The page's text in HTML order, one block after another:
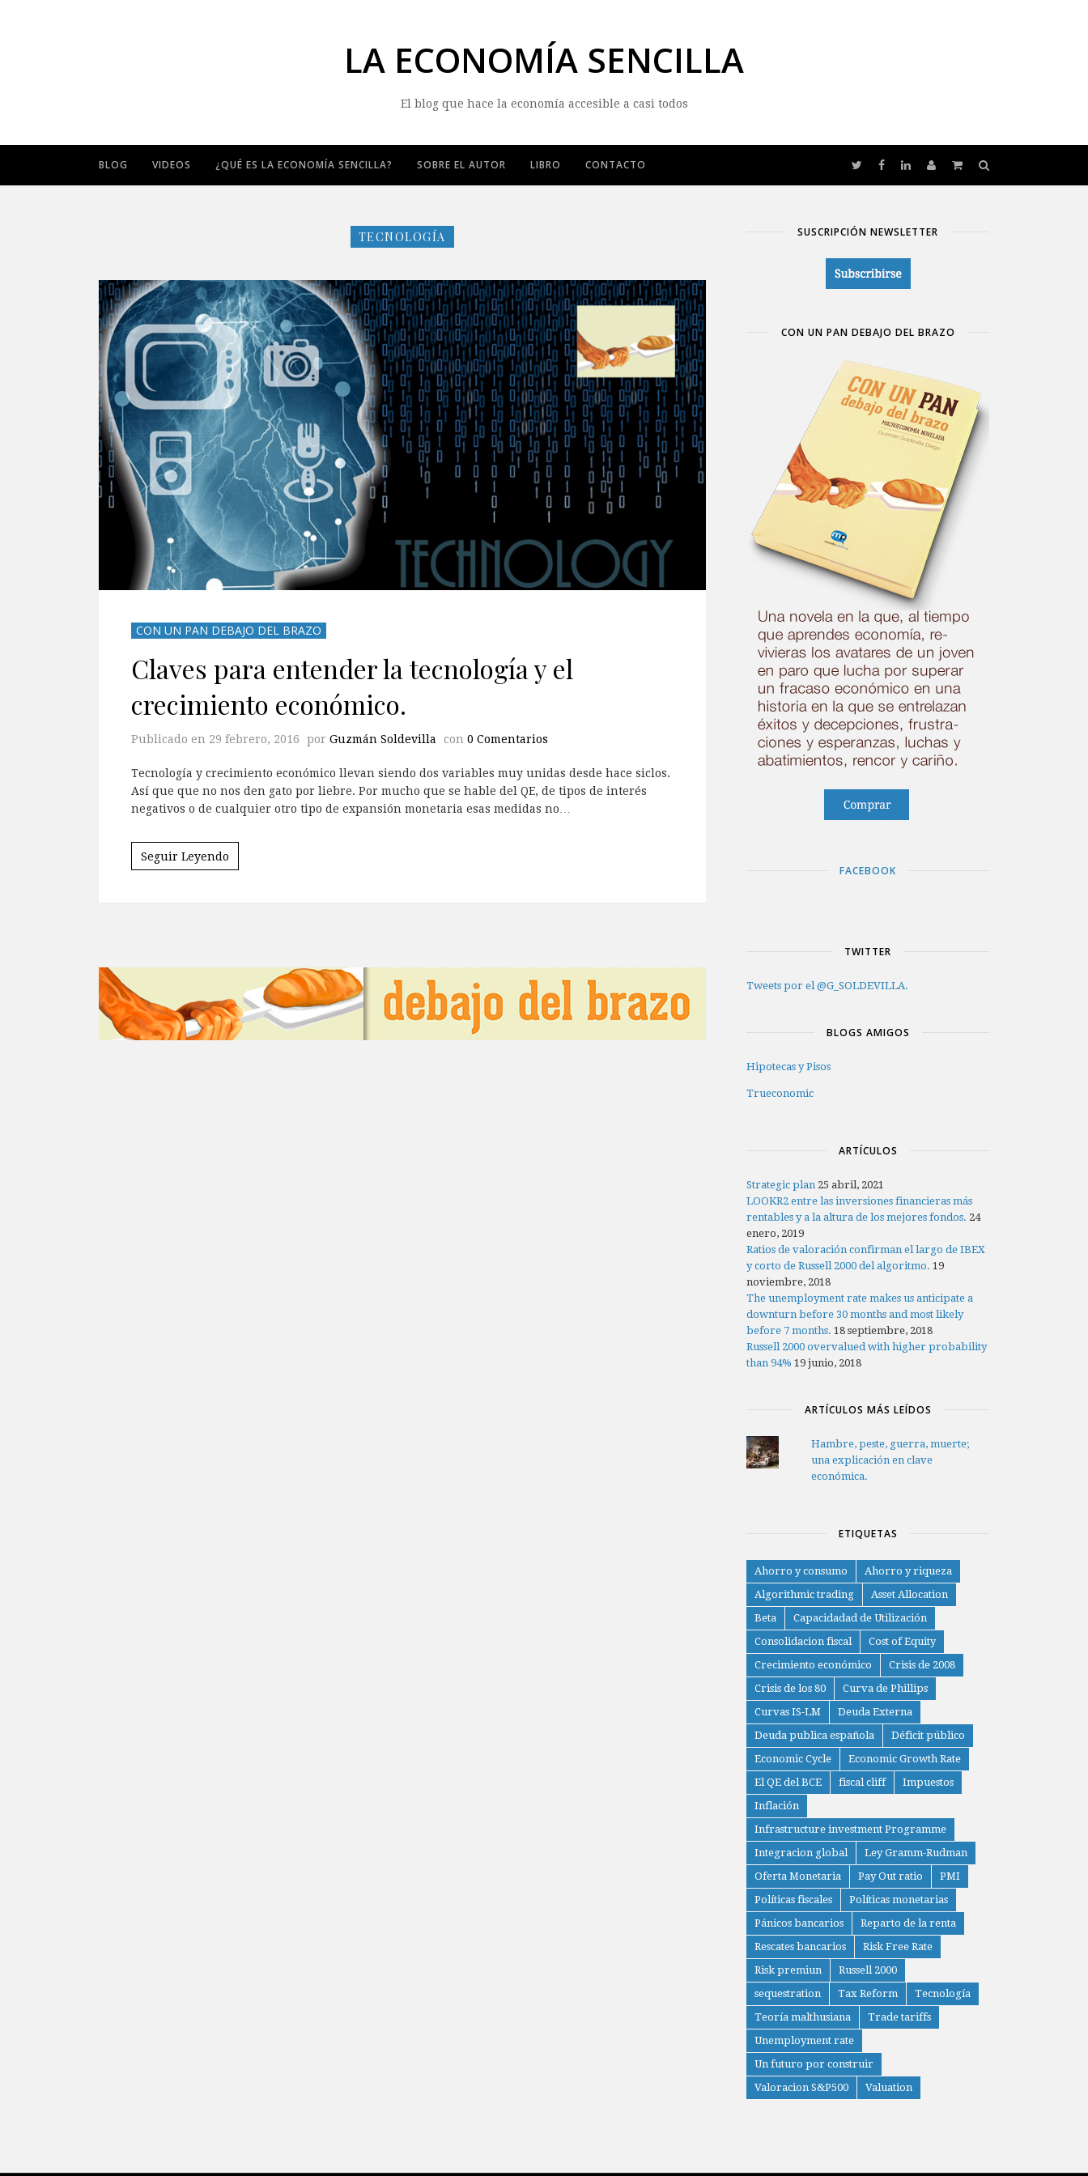
LA ECONOMÍA SENCILLA
El blog que hace la economía accesible a casi todos
BLOG VIDEOS ¿QUÉ ES LA ECONOMÍA SENCILLA? SOBRE EL AUTOR LIBRO CONTACTO
TECNOLOGÍA
CON UN PAN DEBAJO DEL BRAZO
Claves para entender la tecnología y el
crecimiento económico.
Publicado en 29 febrero, 2016 por Guzmán Soldevilla con 0 Comentarios
Tecnología y crecimiento económico llevan siendo dos variables muy unidas desde hace siclos.
Así que que no nos den gato por liebre. Por mucho que se hable del QE, de tipos de interés
negativos o de cualquier otro tipo de expansión monetaria esas medidas no…
Seguir Leyendo
SUSCRIPCIÓN NEWSLETTER
CON UN PAN DEBAJO DEL BRAZO
FACEBOOK
TWITTER
Tweets por el @G_SOLDEVILLA.
BLOGS AMIGOS
Hipotecas y Pisos
Trueconomic
ARTÍCULOS
Strategic plan 25 abril, 2021
LOOKR2 entre las inversiones financieras más
rentables y a la altura de los mejores fondos. 24
enero, 2019
Ratios de valoración confirman el largo de IBEX
y corto de Russell 2000 del algoritmo. 19
noviembre, 2018
The unemployment rate makes us anticipate a
downturn before 30 months and most likely
before 7 months. 18 septiembre, 2018
Russell 2000 overvalued with higher probability
than 94% 19 junio, 2018
ARTÍCULOS MÁS LEÍDOS
Hambre, peste, guerra, muerte;
una explicación en clave
económica.
ETIQUETAS
Ahorro y consumo
Ahorro y riqueza
Algorithmic trading
Asset Allocation
Beta
Capacidadad de Utilización
Consolidacion fiscal
Cost of Equity
Crecimiento económico
Crisis de 2008
Crisis de los 80
Curva de Phillips
Curvas IS-LM
Deuda Externa
Deuda publica española
Déficit público
Economic Cycle
Economic Growth Rate
El QE del BCE
fiscal cliff
Impuestos
Inflación
Infrastructure investment Programme
Integracion global
Ley Gramm-Rudman
Oferta Monetaria
Pay Out ratio
PMI
Políticas fiscales
Políticas monetarias
Pánicos bancarios
Reparto de la renta
Rescates bancarios
Risk Free Rate
Risk premiun
Russell 2000
sequestration
Tax Reform
Tecnología
Teoría malthusiana
Trade tariffs
Unemployment rate
Un futuro por construir
Valoracion S&P500
Valuation